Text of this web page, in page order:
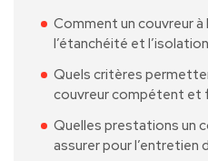
Comment un couvreur
l’étanchéité et
Quels critères
couvreur compétent et
Quelles prestations un
assurer pour l’entretien